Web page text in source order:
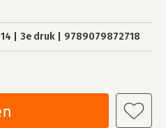
3e druk 9789079872718